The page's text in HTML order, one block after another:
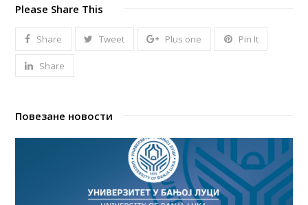
Please Share This
Share Tweet Plus one Pin It
Share
Повезане новости